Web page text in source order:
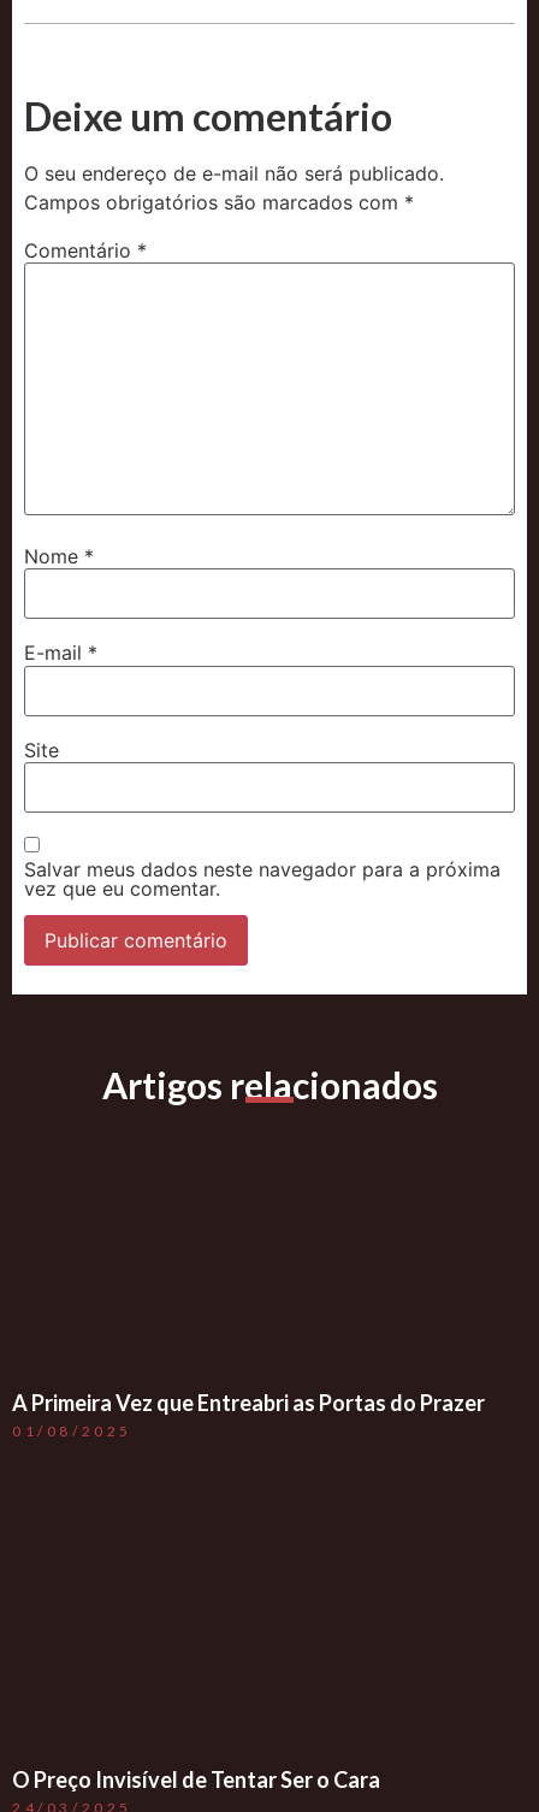
Deixe um comentário
O seu endereço de e-mail não será publicado.
Campos obrigatórios são marcados com *
Comentário *
Nome *
E-mail *
Site
Salvar meus dados neste navegador para a próxima
vez que eu comentar.
Artigos relacionados
A Primeira Vez que Entreabri as Portas do Prazer
01/08/2025
O Preço Invisível de Tentar Ser o Cara
24/03/2025